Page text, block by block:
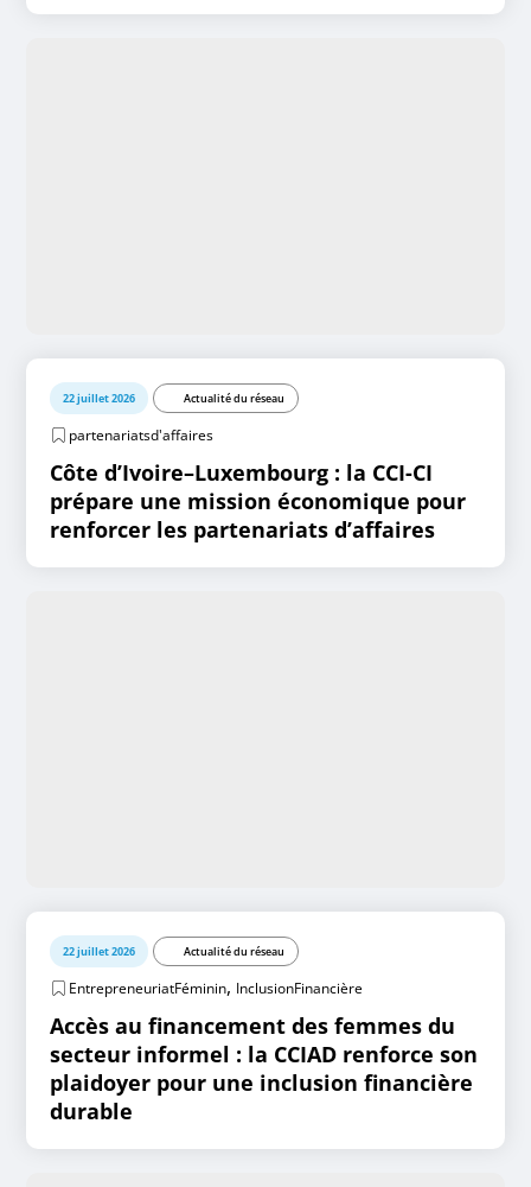
22 juillet 2026 Actualité du réseau
partenariatsd'affaires
Côte d’Ivoire–Luxembourg : la CCI-CI
prépare une mission économique pour
renforcer les partenariats d’affaires
22 juillet 2026 Actualité du réseau
EntrepreneuriatFéminin, InclusionFinancière
Accès au financement des femmes du
secteur informel : la CCIAD renforce son
plaidoyer pour une inclusion financière
durable